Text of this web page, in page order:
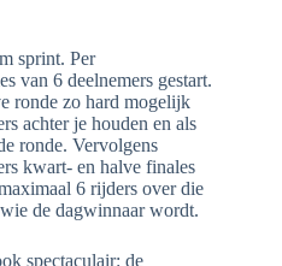
sprint. Per
van 6 deelnemers gestart.
ronde zo hard mogelijk
achter je houden en als
ronde. Vervolgens
kwart- en halve finales
6 rijders over die
de dagwinnaar wordt.
spectaculair: de